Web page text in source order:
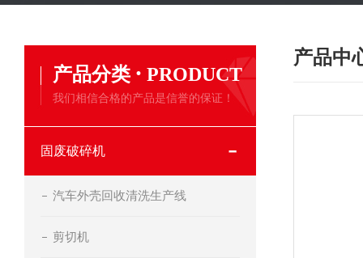
产品分类 · PRODUCT
我们相信合格的产品是信誉的保证！
固废破碎机
汽车外壳回收清洗生产线
剪切机
产品中